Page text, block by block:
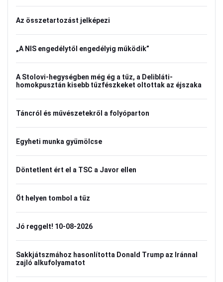
Az összetartozást jelképezi
„A NIS engedélytől engedélyig működik”
A Stolovi-hegységben még ég a tűz, a Delibláti-
homokpusztán kisebb tűzfészkeket oltottak az éjszaka
Táncról és művészetekről a folyóparton
Egyheti munka gyümölcse
Döntetlent ért el a TSC a Javor ellen
Öt helyen tombol a tűz
Jó reggelt! 10-08-2026
Sakkjátszmához hasonlította Donald Trump az Iránnal
zajló alkufolyamatot